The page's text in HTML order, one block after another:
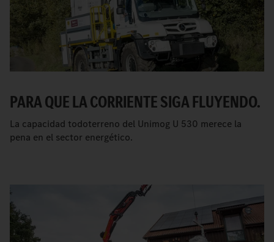
PARA QUE LA CORRIENTE SIGA FLUYENDO.
La capacidad todoterreno del Unimog U 530 merece la
pena en el sector energético.